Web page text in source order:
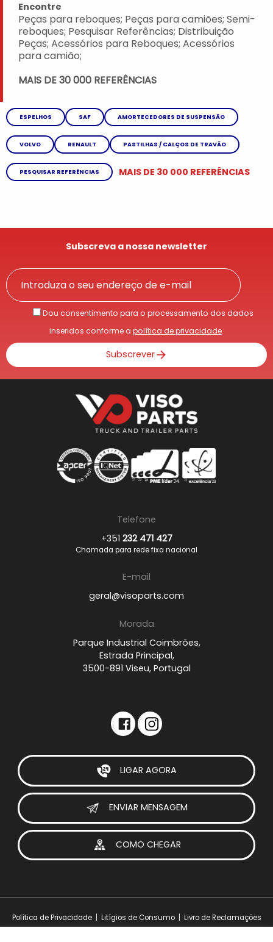
Encontre
Peças para reboques; Peças para camiões; Semi-
reboques; Pesquisar Referências; Distribuição
Peças; Acessórios para Reboques; Acessórios
para camião;
MAIS DE 30 000 REFERÊNCIAS
ESPELHOS SAF AMORTECEDORES DE SUSPENSÃO
VOLVO RENAULT PASTILHAS / CALÇOS DE TRAVÃO
PESQUISAR REFERÊNCIAS MAIS DE 30 000 REFERÊNCIAS
Subscreva a nossa newsletter
Dou consentimento para o processamento dos dados
inseridos conforme a política de privacidade.
Subscrever
Telefone
+351 232 471 427
Chamada para rede fixa nacional
E-mail
geral@visoparts.com
Morada
Parque Industrial Coimbrões,
Estrada Principal,
3500-891 Viseu, Portugal
LIGAR AGORA
ENVIAR MENSAGEM
COMO CHEGAR
Política de Privacidade| Litígios de Consumo| Livro de Reclamações